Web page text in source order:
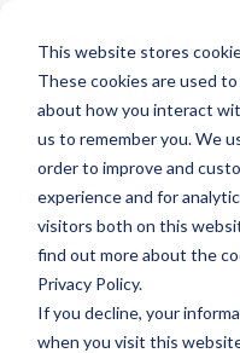
This website stores
These cookies are used
about how you interact
us to remember you. We
order to improve and
experience and for
visitors both on this
find out more about the
Privacy Policy.
If you decline, your
when you visit this
Blog /Parken und
von Smart Cities